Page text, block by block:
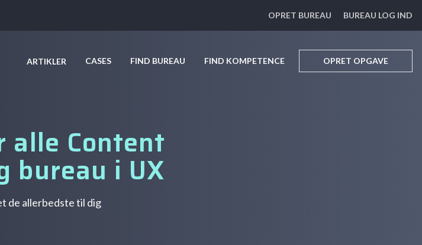
OPRET BUREAU BUREAU LOG IND
ARTIKLER CASES FIND BUREAU FIND KOMPETENCE OPRET OPGAVE
alle Content
bureau i UX
de allerbedste til dig